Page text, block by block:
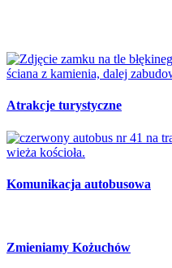
Atrakcje turystyczne
Komunikacja autobusowa
Zmieniamy Kożuchów